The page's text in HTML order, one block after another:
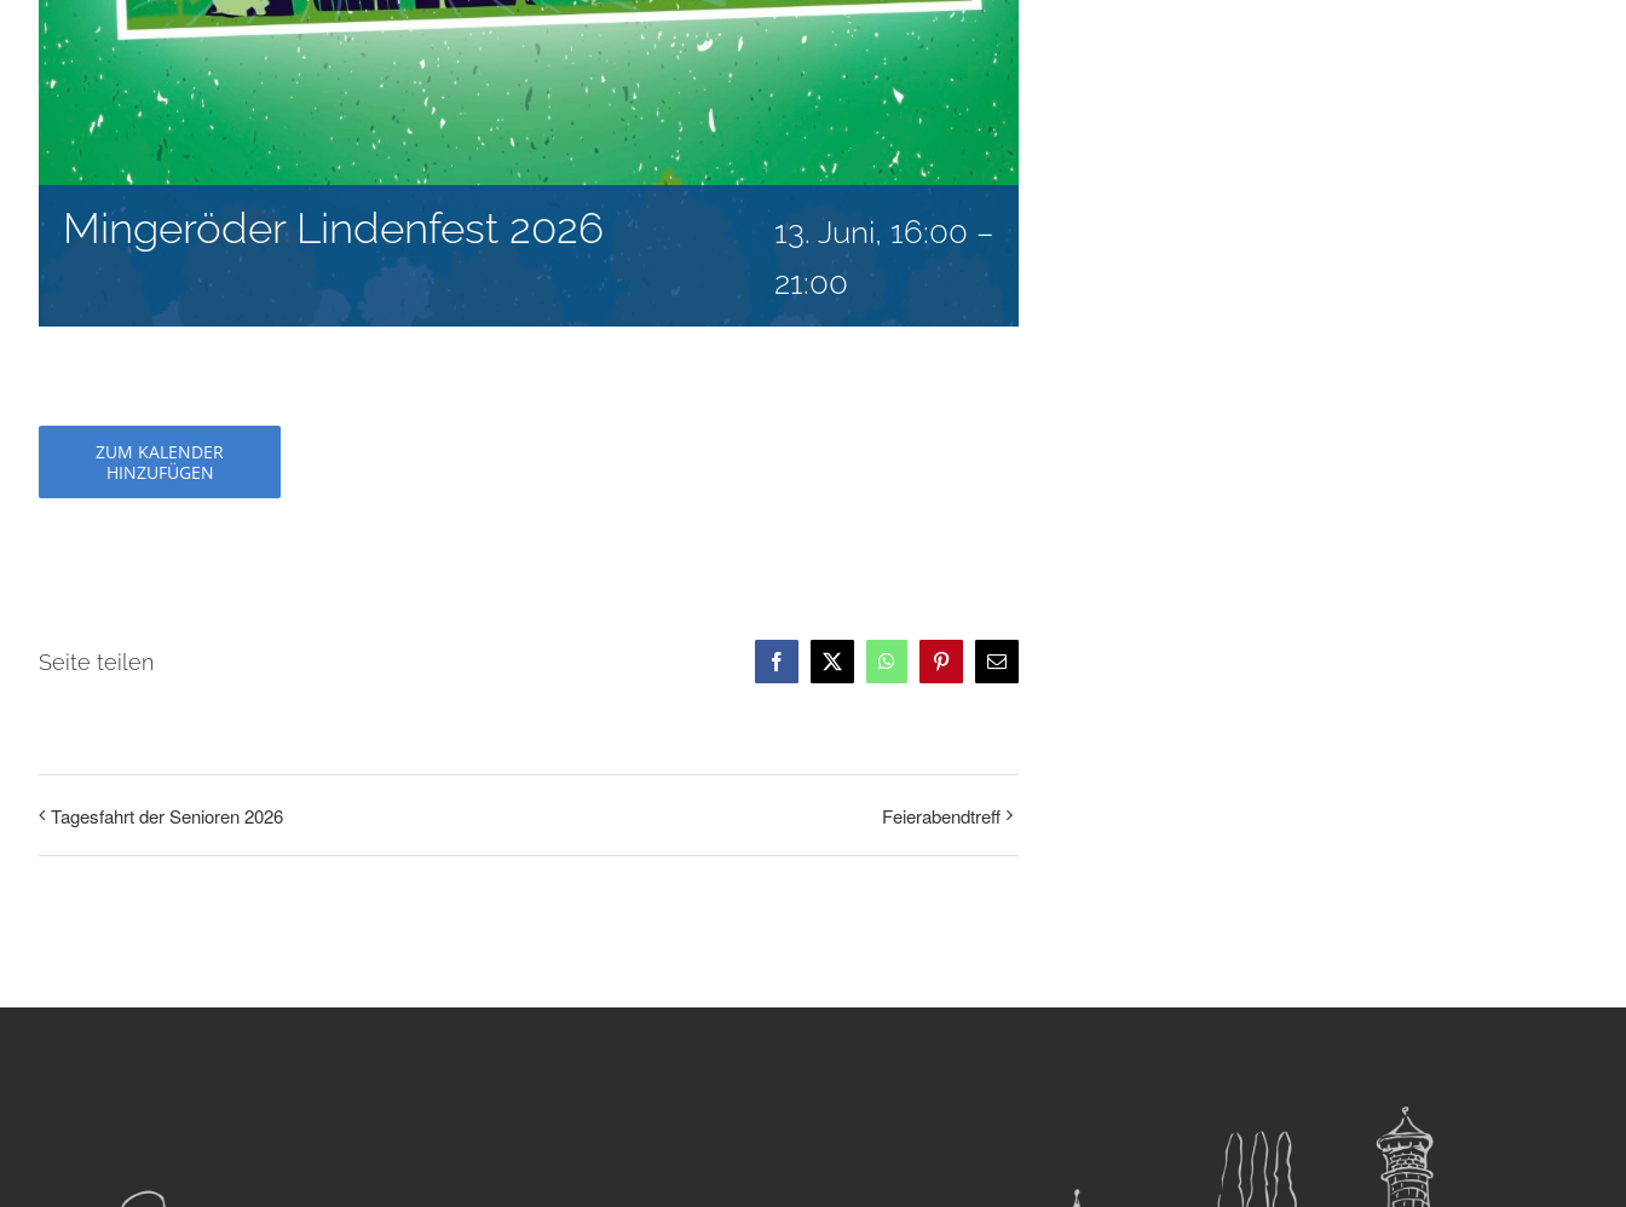
Mingeröder Lindenfest 2026 13. Juni, 16:00 –
21:00
ZUM KALENDER
HINZUFÜGEN
Seite teilen Facebook
X WhatsAppPinterest
E-
Mail
Tagesfahrt der Senioren 2026 Feierabendtreff